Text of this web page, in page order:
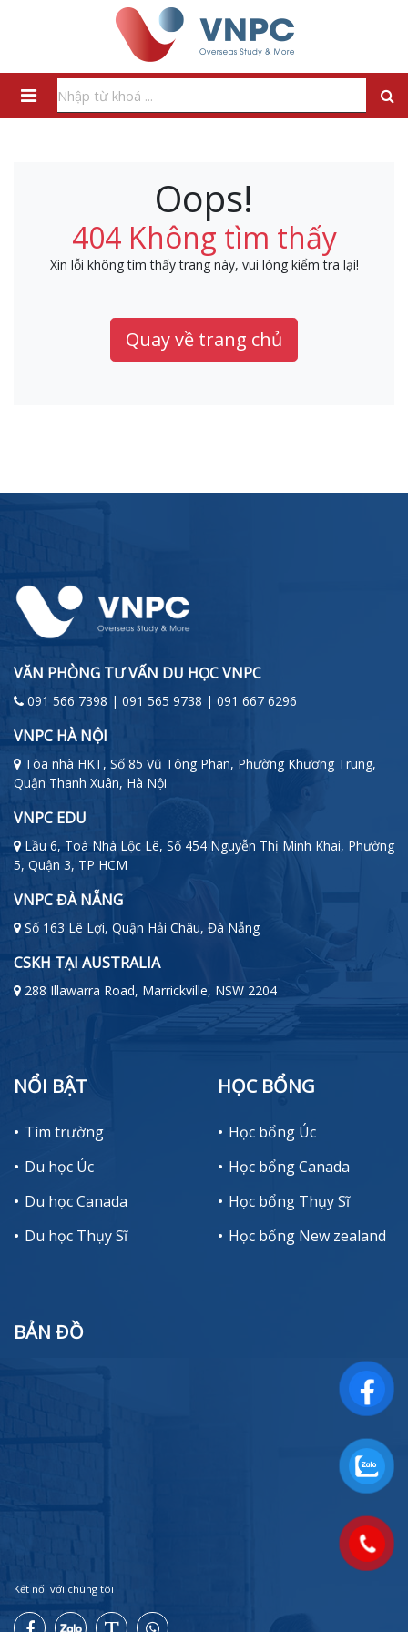
Oops!
404 Không tìm thấy
Xin lỗi không tìm thấy trang này, vui lòng kiểm tra lại!
Quay về trang chủ
VĂN PHÒNG TƯ VẤN DU HỌC VNPC
091 566 7398 | 091 565 9738 | 091 667 6296
VNPC HÀ NỘI
Tòa nhà HKT, Số 85 Vũ Tông Phan, Phường Khương Trung,
Quận Thanh Xuân, Hà Nội
VNPC EDU
Lầu 6, Toà Nhà Lộc Lê, Số 454 Nguyễn Thị Minh Khai, Phường
5, Quận 3, TP HCM
VNPC ĐÀ NẴNG
Số 163 Lê Lợi, Quận Hải Châu, Đà Nẵng
CSKH TẠI AUSTRALIA
288 Illawarra Road, Marrickville, NSW 2204
NỔI BẬT
Tìm trường
Du học Úc
Du học Canada
Du học Thụy Sĩ
HỌC BỔNG
Học bổng Úc
Học bổng Canada
Học bổng Thụy Sĩ
Học bổng New zealand
BẢN ĐỒ
Kết nối với chúng tôi